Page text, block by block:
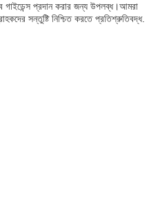
গাইডেন্স প্রদান করার জন্য উপলব্ধ।আমরা
সন্তুষ্টি নিশ্চিত করতে প্রতিশ্রুতিবদ্ধ.